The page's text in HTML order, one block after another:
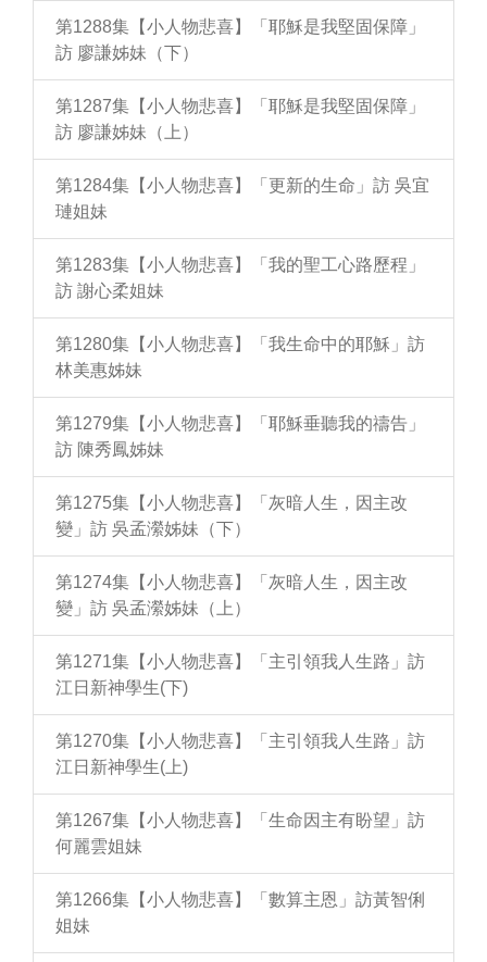
第1288集【小人物悲喜】「耶穌是我堅固保障」
訪 廖謙姊妹（下）
第1287集【小人物悲喜】「耶穌是我堅固保障」
訪 廖謙姊妹（上）
第1284集【小人物悲喜】「更新的生命」訪 吳宜
璉姐妹
第1283集【小人物悲喜】「我的聖工心路歷程」
訪 謝心柔姐妹
第1280集【小人物悲喜】「我生命中的耶穌」訪
林美惠姊妹
第1279集【小人物悲喜】「耶穌垂聽我的禱告」
訪 陳秀鳳姊妹
第1275集【小人物悲喜】「灰暗人生，因主改
變」訪 吳孟瀠姊妹（下）
第1274集【小人物悲喜】「灰暗人生，因主改
變」訪 吳孟瀠姊妹（上）
第1271集【小人物悲喜】「主引領我人生路」訪
江日新神學生(下)
第1270集【小人物悲喜】「主引領我人生路」訪
江日新神學生(上)
第1267集【小人物悲喜】「生命因主有盼望」訪
何麗雲姐妹
第1266集【小人物悲喜】「數算主恩」訪黃智俐
姐妹